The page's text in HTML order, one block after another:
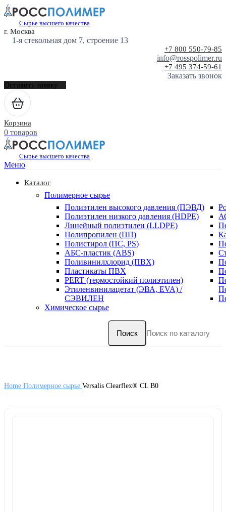
Сырье высшего качества
г. Москва
1-я стекольная дом 7, строение 13
+7 800 550-79-85
info@rosspolimer.ru
+7 495 374-59-61
Заказать звонок
Оставить заявку
Корзина
0 товаров
Сырье высшего качества
Меню
Каталог
Полимерное сырье
Полиэтилен высокого давления (ПЭВД)
Полиэтилен низкого давления (HDPE)
Линейный полиэтилен (LLDPE)
Полипропилен (ПП)
Полистирол (ПС, PS)
АБС-пластик (ABS)
Поливинилхлорид (ПВХ)
Пластикаты ПВХ
PERT (термостойкий полиэтилен)
Этиленвинилацетат (ЭВА, EVA) /
СЭВИЛЕН
Химическое сырье
Поиск
Home Полимерное сырье Versalis Clearflex® CL B0